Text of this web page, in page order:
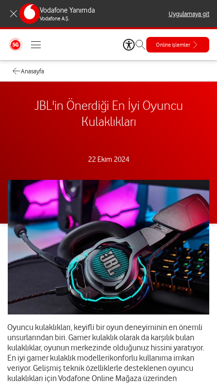
Vodafone Yanımda
Vodafone A.Ş.
Uygulamaya git
Online işlemler
Anasayfa
JBL'in Önerdiği En İyi Oyuncu
Kulaklıkları
22 Ekim 2024
Oyuncu kulaklıkları, keyifli bir oyun deneyiminin en önemli
unsurlarından biri. Gamer kulaklık olarak da karşılık bulan
kulaklıklar, oyunun merkezinde olduğunuz hissini yaratıyor.
En iyi gamer kulaklık modellerikonforlu kullanıma imkan
veriyor. Gelişmiş teknik özelliklerle desteklenen oyuncu
kulaklıkları için Vodafone Online Mağaza üzerinden